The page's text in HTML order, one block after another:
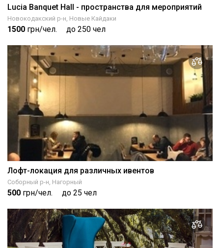
Lucia Banquet Hall - пространства для мероприятий
Новокодакский р-н, Новые Кайдаки
1500 грн/чел. до 250 чел
Лофт-локация для различных ивентов
Соборный р-н, Нагорный
500 грн/чел. до 25 чел